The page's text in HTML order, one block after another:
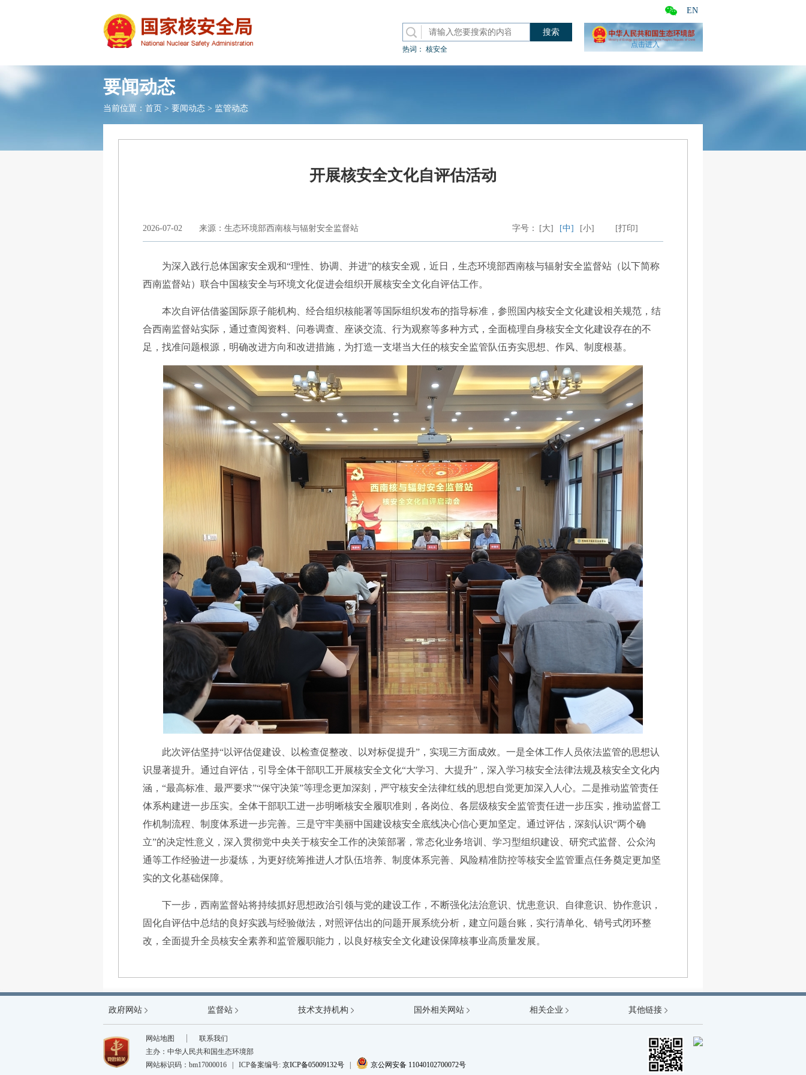
EN
热词： 核安全
点击进入
要闻动态
当前位置： 首页 > 要闻动态 > 监管动态
开展核安全文化自评估活动
2026-07-02 来源：生态环境部西南核与辐射安全监督站 [打印]
字号： [大] [中] [小]
为深入践行总体国家安全观和“理性、协调、并进”的核安全观，近日，生态环境部西南核与辐射安全监督站（以下简称
西南监督站）联合中国核安全与环境文化促进会组织开展核安全文化自评估工作。
本次自评估借鉴国际原子能机构、经合组织核能署等国际组织发布的指导标准，参照国内核安全文化建设相关规范，结
合西南监督站实际，通过查阅资料、问卷调查、座谈交流、行为观察等多种方式，全面梳理自身核安全文化建设存在的不
足，找准问题根源，明确改进方向和改进措施，为打造一支堪当大任的核安全监管队伍夯实思想、作风、制度根基。
此次评估坚持“以评估促建设、以检查促整改、以对标促提升”，实现三方面成效。一是全体工作人员依法监管的思想认
识显著提升。通过自评估，引导全体干部职工开展核安全文化“大学习、大提升”，深入学习核安全法律法规及核安全文化内
涵，“最高标准、最严要求”“保守决策”等理念更加深刻，严守核安全法律红线的思想自觉更加深入人心。二是推动监管责任
体系构建进一步压实。全体干部职工进一步明晰核安全履职准则，各岗位、各层级核安全监管责任进一步压实，推动监督工
作机制流程、制度体系进一步完善。三是守牢美丽中国建设核安全底线决心信心更加坚定。通过评估，深刻认识“两个确
立”的决定性意义，深入贯彻党中央关于核安全工作的决策部署，常态化业务培训、学习型组织建设、研究式监督、公众沟
通等工作经验进一步凝练，为更好统筹推进人才队伍培养、制度体系完善、风险精准防控等核安全监管重点任务奠定更加坚
实的文化基础保障。
下一步，西南监督站将持续抓好思想政治引领与党的建设工作，不断强化法治意识、忧患意识、自律意识、协作意识，
固化自评估中总结的良好实践与经验做法，对照评估出的问题开展系统分析，建立问题台账，实行清单化、销号式闭环整
改，全面提升全员核安全素养和监管履职能力，以良好核安全文化建设保障核事业高质量发展。
中国政府网 生态环境部
国家能源局
国防科工局
国家原子能机构
政府网站 监督站 技术支持机构 国外相关网站 相关企业 其他链接
网站地图
联系我们
主办：中华人民共和国生态环境部
网站标识码：bm17000016
ICP备案编号: 京ICP备05009132号 京公网安备 11040102700072号